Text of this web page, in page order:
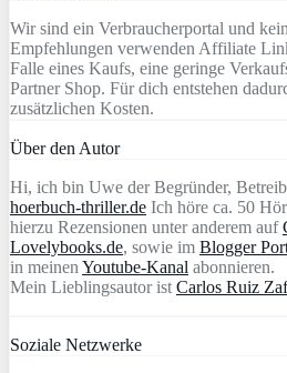
Wir sind ein Verbraucherportal und
Empfehlungen verwenden Affiliate
Falle eines Kaufs, eine geringe
Partner Shop. Für dich entstehen
zusätzlichen Kosten.
Über den Autor
Hi, ich bin Uwe der Begründer,
hoerbuch-thriller.de Ich höre ca. 50
hierzu Rezensionen unter anderem auf
Lovelybooks.de, sowie im Blogger
in meinen Youtube-Kanal abonnieren.
Mein Lieblingsautor ist Carlos Ruiz
Soziale Netzwerke